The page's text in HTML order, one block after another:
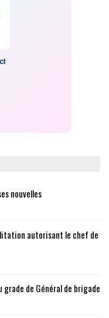
nouvelles
autorisant le chef de
grade de Général de brigade